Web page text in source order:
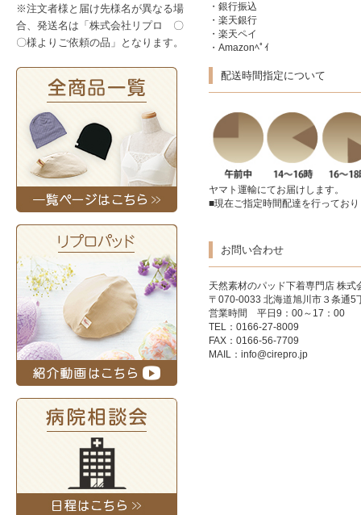
・銀行振込
・楽天銀行
・楽天ペイ
・Amazonﾍﾟｲ
配送時間指定について
ヤマト運輸にてお届けします。
■現在ご指定時間配達を行ってお
お問い合わせ
天然素材のパッド下着専門店 株式
〒070-0033 北海道旭川市３条通5
営業時間 平日9：00～17：00
TEL：0166-27-8009
FAX：0166-56-7709
MAIL： info@cirepro.jp
※注文者様と届け先様名が異なる場
合、発送名は「株式会社リプロ 〇
〇様よりご依頼の品」となります。